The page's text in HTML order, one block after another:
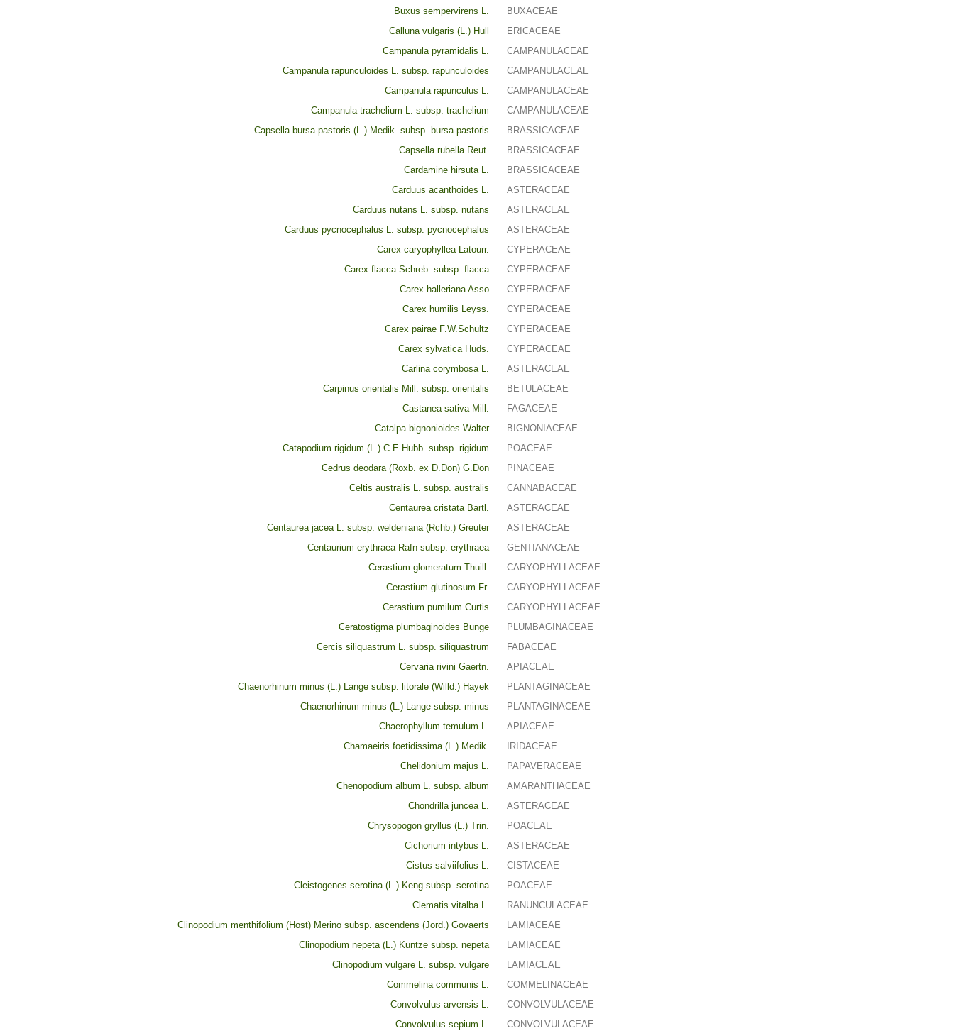
Buxus sempervirens L.
BUXACEAE
Calluna vulgaris (L.) Hull
ERICACEAE
Campanula pyramidalis L.
CAMPANULACEAE
Campanula rapunculoides L. subsp. rapunculoides
CAMPANULACEAE
Campanula rapunculus L.
CAMPANULACEAE
Campanula trachelium L. subsp. trachelium
CAMPANULACEAE
Capsella bursa-pastoris (L.) Medik. subsp. bursa-pastoris
BRASSICACEAE
Capsella rubella Reut.
BRASSICACEAE
Cardamine hirsuta L.
BRASSICACEAE
Carduus acanthoides L.
ASTERACEAE
Carduus nutans L. subsp. nutans
ASTERACEAE
Carduus pycnocephalus L. subsp. pycnocephalus
ASTERACEAE
Carex caryophyllea Latourr.
CYPERACEAE
Carex flacca Schreb. subsp. flacca
CYPERACEAE
Carex halleriana Asso
CYPERACEAE
Carex humilis Leyss.
CYPERACEAE
Carex pairae F.W.Schultz
CYPERACEAE
Carex sylvatica Huds.
CYPERACEAE
Carlina corymbosa L.
ASTERACEAE
Carpinus orientalis Mill. subsp. orientalis
BETULACEAE
Castanea sativa Mill.
FAGACEAE
Catalpa bignonioides Walter
BIGNONIACEAE
Catapodium rigidum (L.) C.E.Hubb. subsp. rigidum
POACEAE
Cedrus deodara (Roxb. ex D.Don) G.Don
PINACEAE
Celtis australis L. subsp. australis
CANNABACEAE
Centaurea cristata Bartl.
ASTERACEAE
Centaurea jacea L. subsp. weldeniana (Rchb.) Greuter
ASTERACEAE
Centaurium erythraea Rafn subsp. erythraea
GENTIANACEAE
Cerastium glomeratum Thuill.
CARYOPHYLLACEAE
Cerastium glutinosum Fr.
CARYOPHYLLACEAE
Cerastium pumilum Curtis
CARYOPHYLLACEAE
Ceratostigma plumbaginoides Bunge
PLUMBAGINACEAE
Cercis siliquastrum L. subsp. siliquastrum
FABACEAE
Cervaria rivini Gaertn.
APIACEAE
Chaenorhinum minus (L.) Lange subsp. litorale (Willd.) Hayek
PLANTAGINACEAE
Chaenorhinum minus (L.) Lange subsp. minus
PLANTAGINACEAE
Chaerophyllum temulum L.
APIACEAE
Chamaeiris foetidissima (L.) Medik.
IRIDACEAE
Chelidonium majus L.
PAPAVERACEAE
Chenopodium album L. subsp. album
AMARANTHACEAE
Chondrilla juncea L.
ASTERACEAE
Chrysopogon gryllus (L.) Trin.
POACEAE
Cichorium intybus L.
ASTERACEAE
Cistus salviifolius L.
CISTACEAE
Cleistogenes serotina (L.) Keng subsp. serotina
POACEAE
Clematis vitalba L.
RANUNCULACEAE
Clinopodium menthifolium (Host) Merino subsp. ascendens (Jord.) Govaerts
LAMIACEAE
Clinopodium nepeta (L.) Kuntze subsp. nepeta
LAMIACEAE
Clinopodium vulgare L. subsp. vulgare
LAMIACEAE
Commelina communis L.
COMMELINACEAE
Convolvulus arvensis L.
CONVOLVULACEAE
Convolvulus sepium L.
CONVOLVULACEAE